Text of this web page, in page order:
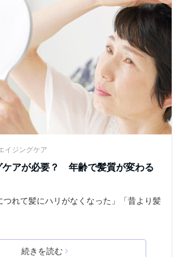
イジングケア
ケアが必要？ 年齢で髪質が変わる
れて髪にハリがなくなった」「昔より髪
続きを読む